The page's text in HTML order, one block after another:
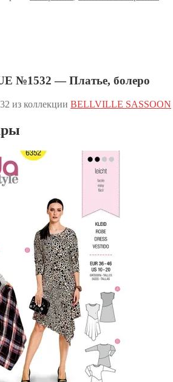
№1532 — Платье, болеро
из коллекции BELLVILLE SASSOON